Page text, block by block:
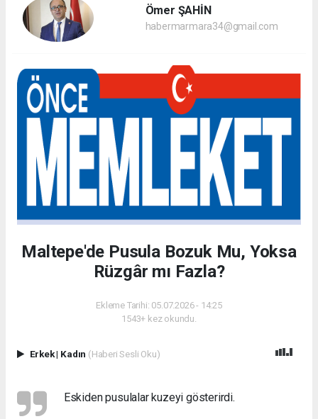
Ömer ŞAHİN
habermarmara34@gmail.com
Maltepe'de Pusula Bozuk Mu, Yoksa
Rüzgâr mı Fazla?
Ekleme Tarihi: 05.07.2026 - 14:25
1543+ kez okundu.
Erkek| Kadın (Haberi Sesli Oku)
Eskiden pusulalar kuzeyi gösterirdi.